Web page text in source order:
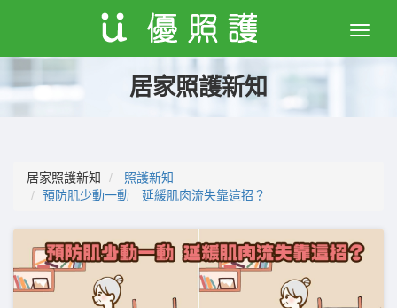
Toggle
居家照護新知
居家照護新知
照護新知
預防肌少動一動 延緩肌肉流失靠這招？